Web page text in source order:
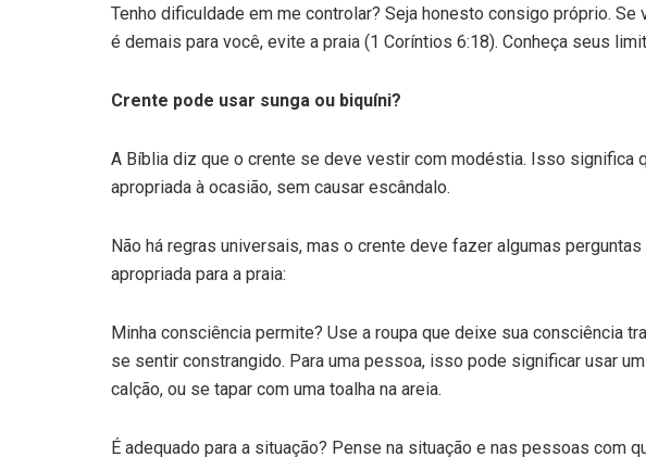
Tenho dificuldade em me controlar? Seja honesto consigo próprio. Se
é demais para você, evite a praia (1 Coríntios 6:18). Conheça seus
Crente pode usar sunga ou biquíni?
A Bíblia diz que o crente se deve vestir com modéstia. Isso significa
apropriada à ocasião, sem causar escândalo.
Não há regras universais, mas o crente deve fazer algumas
apropriada para a praia:
Minha consciência permite? Use a roupa que deixe sua consciência
se sentir constrangido. Para uma pessoa, isso pode significar usar
calção, ou se tapar com uma toalha na areia.
É adequado para a situação? Pense na situação e nas pessoas com